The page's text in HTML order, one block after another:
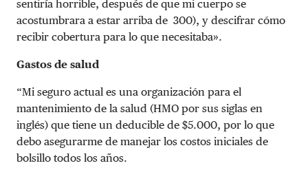
sentiría horrible, después de que mi cuerpo se
acostumbrara a estar arriba de 300), y descifrar cómo
recibir cobertura para lo que necesitaba».
Gastos de salud
“Mi seguro actual es una organización para el
mantenimiento de la salud (HMO por sus siglas en
inglés) que tiene un deducible de $5.000, por lo que
debo asegurarme de manejar los costos iniciales de
bolsillo todos los años.